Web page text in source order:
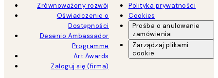
Zrównoważony rozwój
Oświadczenie o
Dostępności
Desenio Ambassador
Programme
Art Awards
Zaloguj się (firma)
Polityka prywatności
Cookies
Prośba o anulowanie
zamówienia
Zarządzaj plikami
cookie